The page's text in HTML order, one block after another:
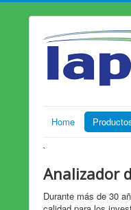
Home
`
Analizador
Durante más de 30